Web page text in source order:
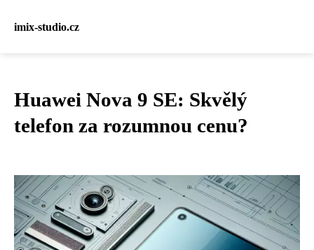
imix-studio.cz
Huawei Nova 9 SE: Skvělý
telefon za rozumnou cenu?